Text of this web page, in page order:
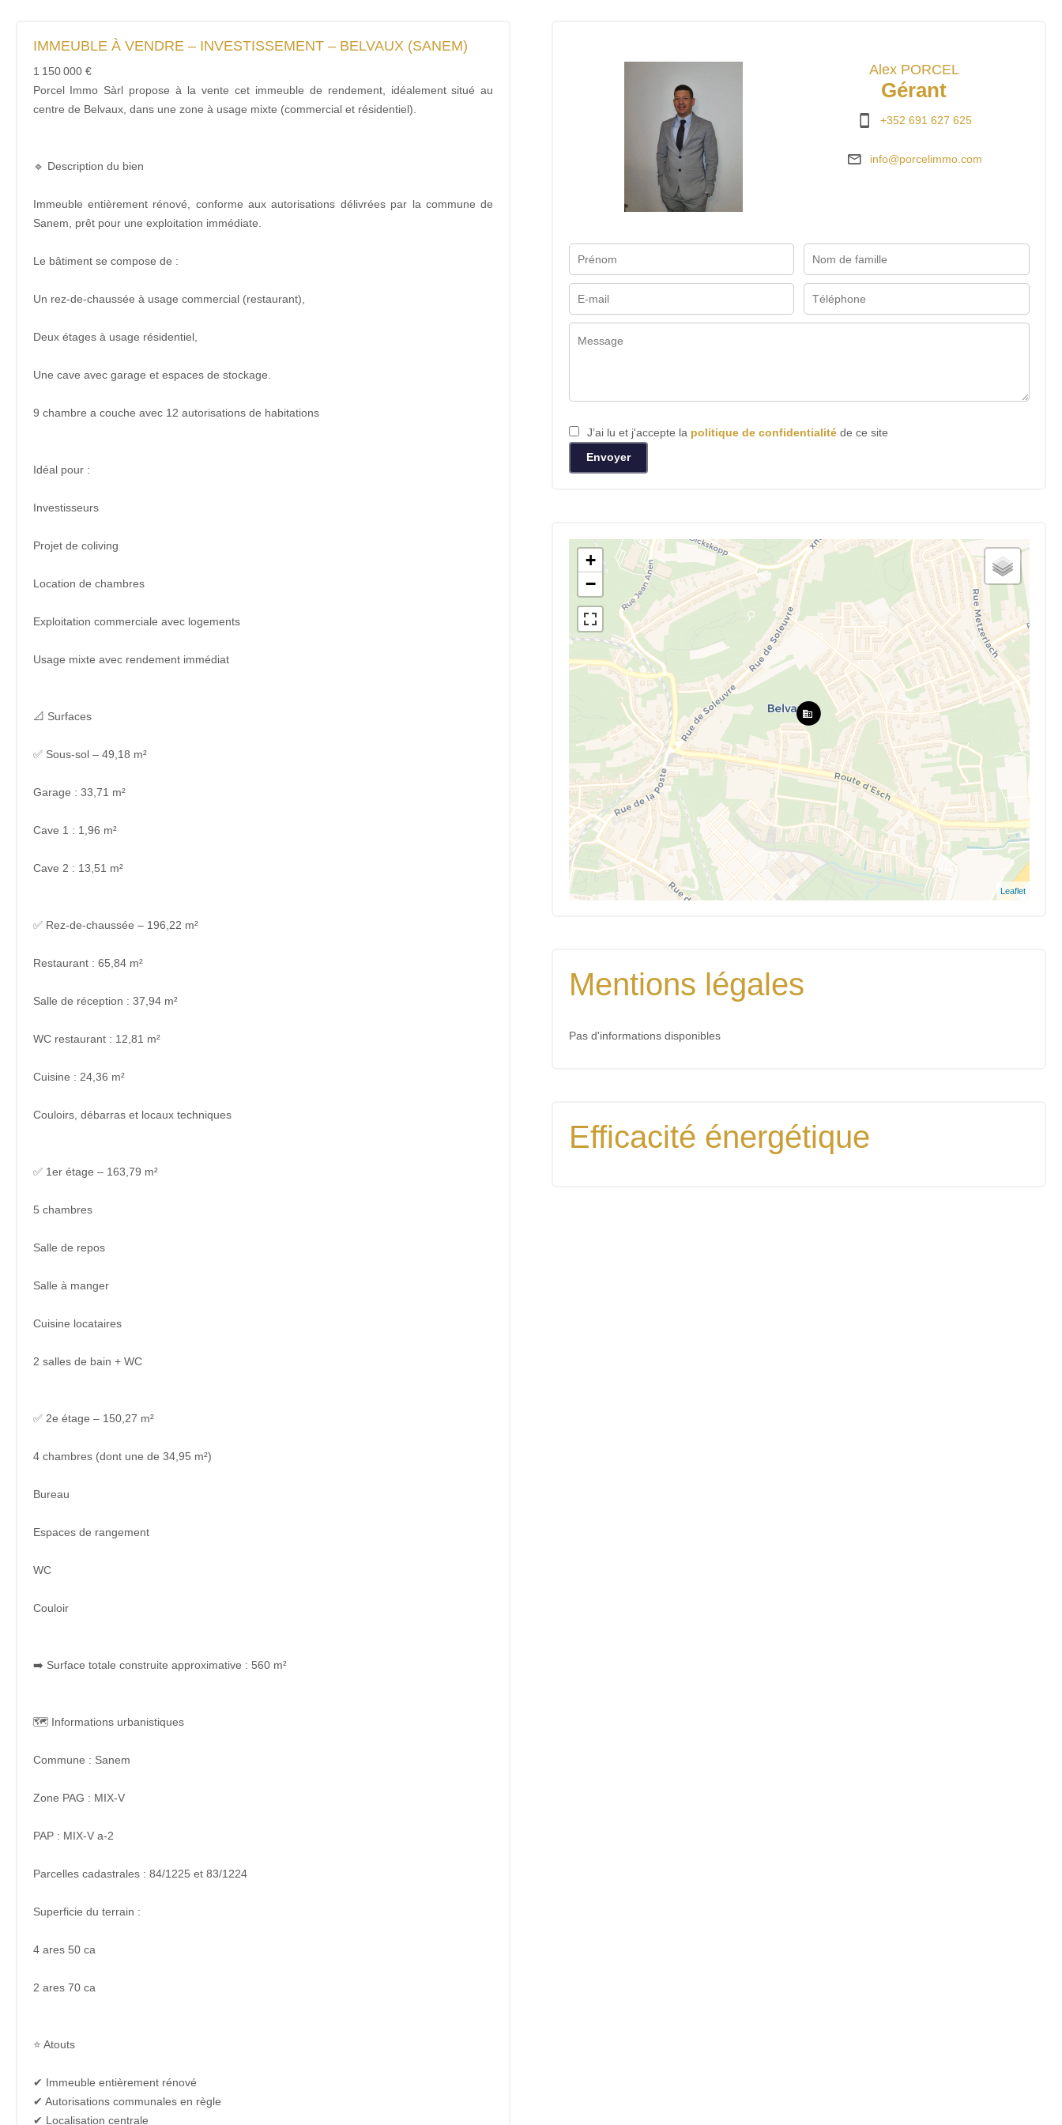
IMMEUBLE À VENDRE – INVESTISSEMENT – BELVAUX (SANEM)
1 150 000 €
Porcel Immo Sàrl propose à la vente cet immeuble de rendement, idéalement situé au
centre de Belvaux, dans une zone à usage mixte (commercial et résidentiel).
🔹 Description du bien
Immeuble entièrement rénové, conforme aux autorisations délivrées par la commune de
Sanem, prêt pour une exploitation immédiate.
Le bâtiment se compose de :
Un rez-de-chaussée à usage commercial (restaurant),
Deux étages à usage résidentiel,
Une cave avec garage et espaces de stockage.
9 chambre a couche avec 12 autorisations de habitations
Idéal pour :
Investisseurs
Projet de coliving
Location de chambres
Exploitation commerciale avec logements
Usage mixte avec rendement immédiat
📐 Surfaces
✅ Sous-sol – 49,18 m²
Garage : 33,71 m²
Cave 1 : 1,96 m²
Cave 2 : 13,51 m²
✅ Rez-de-chaussée – 196,22 m²
Restaurant : 65,84 m²
Salle de réception : 37,94 m²
WC restaurant : 12,81 m²
Cuisine : 24,36 m²
Couloirs, débarras et locaux techniques
✅ 1er étage – 163,79 m²
5 chambres
Salle de repos
Salle à manger
Cuisine locataires
2 salles de bain + WC
✅ 2e étage – 150,27 m²
4 chambres (dont une de 34,95 m²)
Bureau
Espaces de rangement
WC
Couloir
➡️ Surface totale construite approximative : 560 m²
🗺️ Informations urbanistiques
Commune : Sanem
Zone PAG : MIX-V
PAP : MIX-V a-2
Parcelles cadastrales : 84/1225 et 83/1224
Superficie du terrain :
4 ares 50 ca
2 ares 70 ca
⭐ Atouts
✔ Immeuble entièrement rénové
✔ Autorisations communales en règle
✔ Localisation centrale
Alex PORCEL
Gérant
+352 691 627 625
info@porcelimmo.com
J’ai lu et j'accepte la politique de confidentialitéde ce site
Envoyer
+
−
Leaflet
Mentions légales
Pas d'informations disponibles
Efficacité énergétique